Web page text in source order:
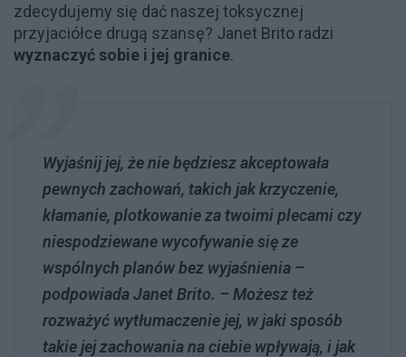
zdecydujemy się dać naszej toksycznej
przyjaciółce drugą szansę? Janet Brito radzi
wyznaczyć sobie i jej granice.
Wyjaśnij jej, że nie będziesz akceptowała
pewnych zachowań, takich jak krzyczenie,
kłamanie, plotkowanie za twoimi plecami czy
niespodziewane wycofywanie się ze
wspólnych planów bez wyjaśnienia –
podpowiada Janet Brito. – Możesz też
rozważyć wytłumaczenie jej, w jaki sposób
takie jej zachowania na ciebie wpływają, i jak